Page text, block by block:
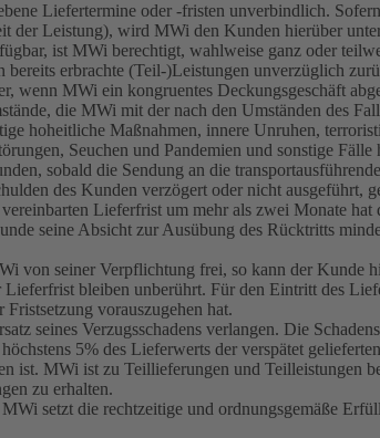
Liefertermine oder -fristen unverbindlich.
der Leistung), wird MWi den Kunden hierüber
ist MWi berechtigt, wahlweise ganz oder
erbrachte (Teil-)Leistungen unverzüglich
wenn MWi ein kongruentes Deckungsgeschäft
die MWi mit der nach den Umständen des
hoheitliche Maßnahmen, innere Unruhen,
Seuchen und Pandemien und sonstige Fälle
sobald die Sendung an die
des Kunden verzögert oder nicht ausgeführt,
Lieferfrist um mehr als zwei Monate
seine Absicht zur Ausübung des Rücktritts
von seiner Verpflichtung frei, so kann der Kunde
bleiben unberührt. Für den Eintritt des
vorauszugehen hat.
seines Verzugsschadens verlangen. Die
5% des Lieferwerts der verspätet
ist. MWi ist zu Teillieferungen und
zu erhalten.
setzt die rechtzeitige und ordnungsgemäße